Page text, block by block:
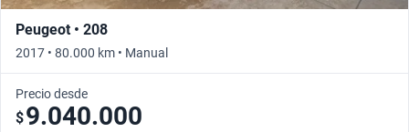
Peugeot • 208
2017 • 80.000 km • Manual
Precio desde
$9.040.000